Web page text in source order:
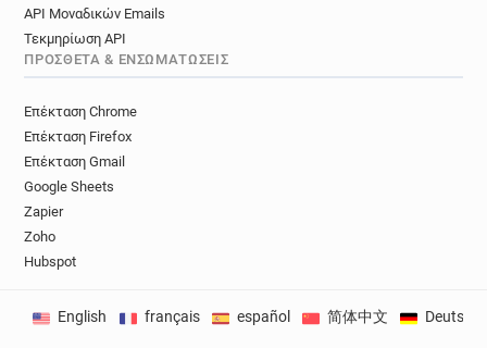
API Μοναδικών Emails
Τεκμηρίωση API
ΠΡΌΣΘΕΤΑ & ΕΝΣΩΜΑΤΏΣΕΙΣ
Επέκταση Chrome
Επέκταση Firefox
Επέκταση Gmail
Google Sheets
Zapier
Zoho
Hubspot
English français español 简体中文 Deutsch